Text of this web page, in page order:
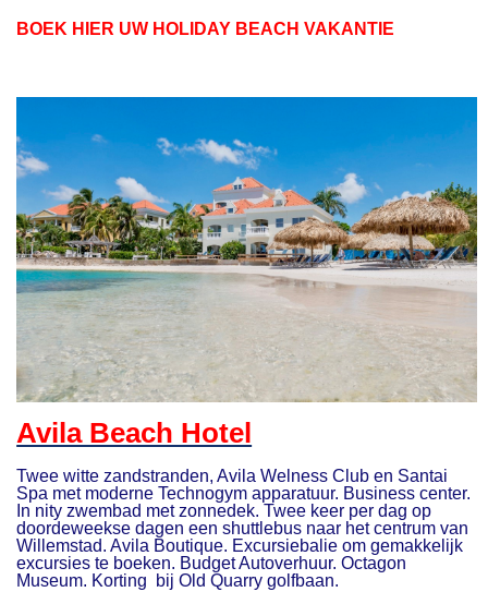
BOEK HIER UW HOLIDAY BEACH VAKANTIE
Avila Beach Hotel
Twee witte zandstranden, Avila Welness Club en Santai
Spa met moderne Technogym apparatuur. Business center.
In nity zwembad met zonnedek. Twee keer per dag op
doordeweekse dagen een shuttlebus naar het centrum van
Willemstad. Avila Boutique. Excursiebalie om gemakkelijk
excursies te boeken. Budget Autoverhuur. Octagon
Museum. Korting bij Old Quarry golfbaan.